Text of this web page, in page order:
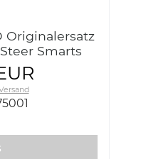
Originalersatz
Smarts